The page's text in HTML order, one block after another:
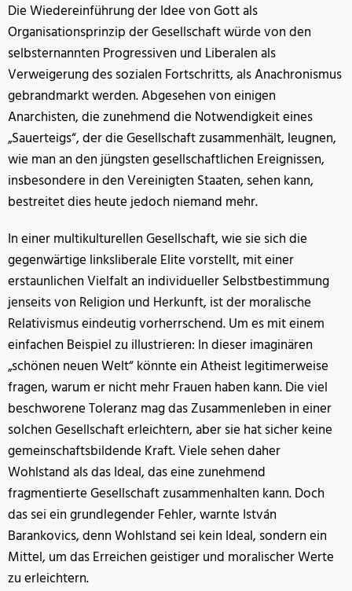
Die Wiedereinführung der Idee von Gott als
Organisationsprinzip der Gesellschaft würde von den
selbsternannten Progressiven und Liberalen als
Verweigerung des sozialen Fortschritts, als Anachronismus
gebrandmarkt werden. Abgesehen von einigen
Anarchisten, die zunehmend die Notwendigkeit eines
„Sauerteigs“, der die Gesellschaft zusammenhält, leugnen,
wie man an den jüngsten gesellschaftlichen Ereignissen,
insbesondere in den Vereinigten Staaten, sehen kann,
bestreitet dies heute jedoch niemand mehr.
In einer multikulturellen Gesellschaft, wie sie sich die
gegenwärtige linksliberale Elite vorstellt, mit einer
erstaunlichen Vielfalt an individueller Selbstbestimmung
jenseits von Religion und Herkunft, ist der moralische
Relativismus eindeutig vorherrschend. Um es mit einem
einfachen Beispiel zu illustrieren: In dieser imaginären
„schönen neuen Welt“ könnte ein Atheist legitimerweise
fragen, warum er nicht mehr Frauen haben kann. Die viel
beschworene Toleranz mag das Zusammenleben in einer
solchen Gesellschaft erleichtern, aber sie hat sicher keine
gemeinschaftsbildende Kraft. Viele sehen daher
Wohlstand als das Ideal, das eine zunehmend
fragmentierte Gesellschaft zusammenhalten kann. Doch
das sei ein grundlegender Fehler, warnte István
Barankovics, denn Wohlstand sei kein Ideal, sondern ein
Mittel, um das Erreichen geistiger und moralischer Werte
zu erleichtern.